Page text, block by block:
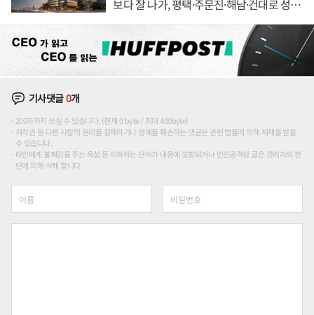
보다 잘 나가, 평택·주문진·해남·건대로 성
기사댓글0개
200자까지 쓰실 수 있습니다. (현재 0 byte / 최대 400byte)
저작권 등 다른 사람의 권리를 침해하거나 명예를 훼손하는 댓글은 관련 법률에 의해 제재를 받을
수 있습니다.
타인에게 불쾌감을 주는 욕설 등 비하하는 단어가 내용에 포함되거나 인신공격성 글은 관리자의 판
단에 의해 삭제 합니다.